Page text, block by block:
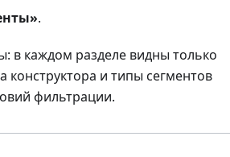
.
в каждом разделе видны только
и типы сегментов
фильтрации.